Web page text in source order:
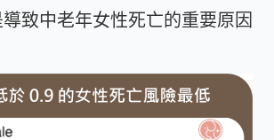
致中老年女性死亡的重要原因